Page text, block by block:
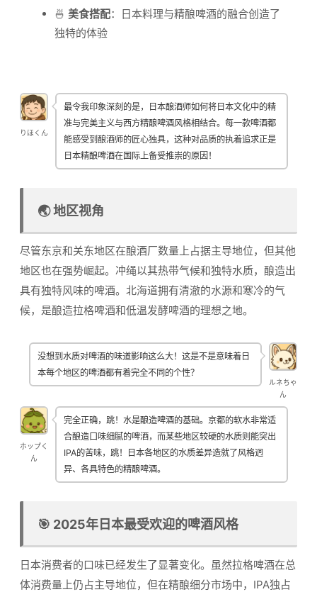
🍜 美食搭配：日本料理与精酿啤酒的融合创造了
独特的体验
りほくん
最令我印象深刻的是，日本酿酒师如何将日本文化中的精
准与完美主义与西方精酿啤酒风格相结合。每一款啤酒都
能感受到酿酒师的匠心独具，这种对品质的执着追求正是
日本精酿啤酒在国际上备受推崇的原因！
🌏 地区视角
尽管东京和关东地区在酿酒厂数量上占据主导地位，但其他
地区也在强势崛起。冲绳以其热带气候和独特水质，酿造出
具有独特风味的啤酒。北海道拥有清澈的水源和寒冷的气
候，是酿造拉格啤酒和低温发酵啤酒的理想之地。
ルネちゃ
ん
没想到水质对啤酒的味道影响这么大！这是不是意味着日
本每个地区的啤酒都有着完全不同的个性？
ホップく
ん
完全正确，跳！水是酿造啤酒的基础。京都的软水非常适
合酿造口味细腻的啤酒，而某些地区较硬的水质则能突出
IPA的苦味，跳！日本各地区的水质差异造就了风格迥
异、各具特色的精酿啤酒。
🎯 2025年日本最受欢迎的啤酒风格
日本消费者的口味已经发生了显著变化。虽然拉格啤酒在总
体消费量上仍占主导地位，但在精酿细分市场中，IPA独占